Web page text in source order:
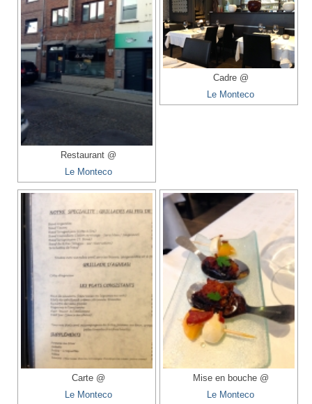
Restaurant @
Le Monteco
Cadre @
Le Monteco
Carte @
Le Monteco
Mise en bouche @
Le Monteco